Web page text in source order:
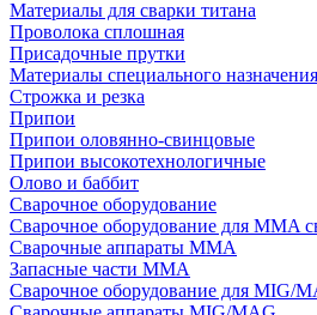
Материалы для сварки титана
Проволока сплошная
Присадочные прутки
Материалы специального назначения
Строжка и резка
Припои
Припои оловянно-свинцовые
Припои высокотехнологичные
Олово и баббит
Сварочное оборудование
Сварочное оборудование для MMA
Сварочные аппараты MMA
Запасные части MMA
Сварочное оборудование для MIG/